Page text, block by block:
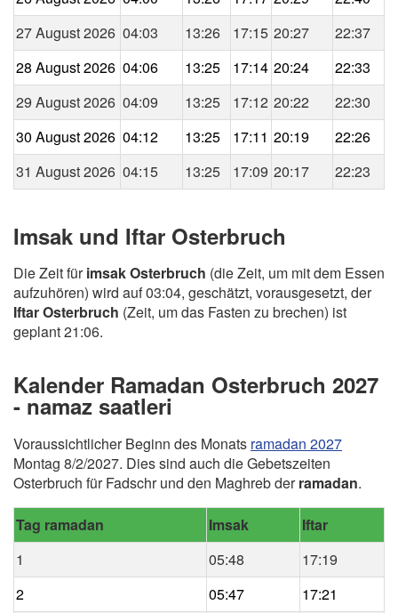
27 August 2026 04:03 13:26 17:15 20:27
22:37
28 August 2026 04:06 13:25 17:14 20:24
22:33
29 August 2026 04:09 13:25 17:12 20:22
22:30
30 August 2026 04:12 13:25 17:11 20:19
22:26
31 August 2026 04:15 13:25 17:09 20:17 22:23
Imsak und Iftar Osterbruch
Die Zeit fürimsak Osterbruch (die Zeit, um mit dem Essen
aufzuhören) wird auf 03:04, geschätzt, vorausgesetzt, der
Iftar Osterbruch (Zeit, um das Fasten zu brechen) ist
geplant 21:06.
Kalender Ramadan Osterbruch 2027
- namaz saatleri
Voraussichtlicher Beginn des Monats ramadan 2027
Montag 8/2/2027. Dies sind auch die Gebetszeiten
Osterbruch für Fadschr und den Maghreb derramadan.
Tag ramadan Imsak
Iftar
1
05:48
17:19
2
05:47
17:21